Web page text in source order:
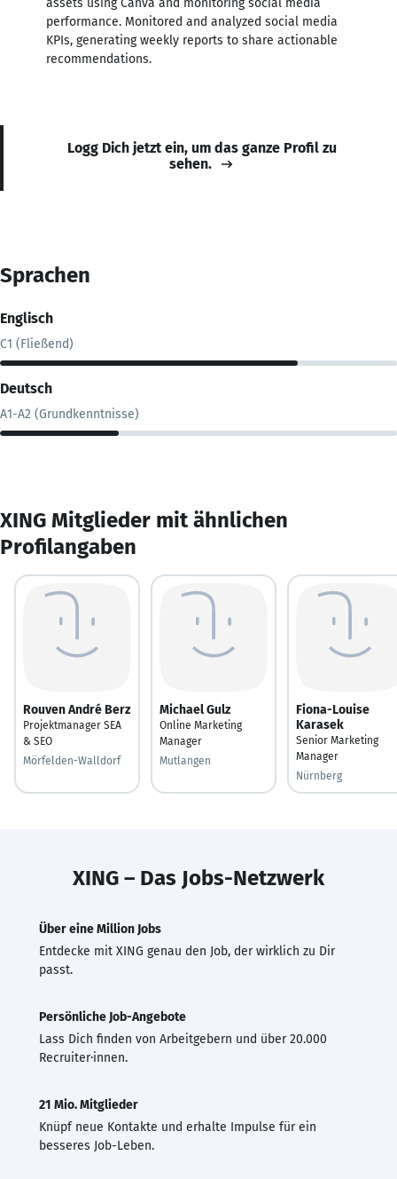
performance. Monitored and analyzed social media
KPIs, generating weekly reports to share actionable
recommendations.
Logg Dich jetzt ein, um das ganze Profil zu
sehen.
Sprachen
Englisch
C1 (Fließend)
Deutsch
A1-A2 (Grundkenntnisse)
XING Mitglieder mit ähnlichen
Profilangaben
Rouven André Berz
Projektmanager SEA
& SEO
Mörfelden-Walldorf
Michael Gulz
Online Marketing
Manager
Mutlangen
Fiona-Louise
Karasek
Senior Marketing
Manager
Nürnberg
XING – Das Jobs-Netzwerk
Über eine Million Jobs
Entdecke mit XING genau den Job, der wirklich zu Dir
passt.
Persönliche Job-Angebote
Lass Dich finden von Arbeitgebern und über 20.000
Recruiter·innen.
21 Mio. Mitglieder
Knüpf neue Kontakte und erhalte Impulse für ein
besseres Job-Leben.